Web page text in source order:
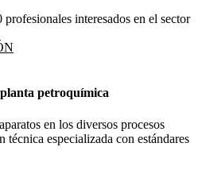
interesados en el sector
petroquímica
en los diversos procesos
especializada con estándares